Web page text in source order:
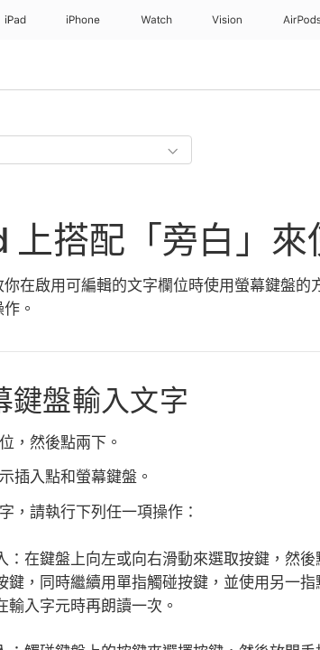
iPad iPhone Watch Vision
上搭配「旁白」
你在啟用可編輯的文字欄位時使用螢幕鍵盤
。
鍵盤輸入文字
，然後點兩下。
插入點和螢幕鍵盤。
，請執行下列任一項操作：
： 在鍵盤上向左或向右滑動來選取按鍵，然
鍵，同時繼續用單指觸碰按鍵，並使用另一
輸入字元時再朗讀一次。